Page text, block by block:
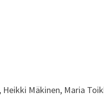
Mäkinen, Maria